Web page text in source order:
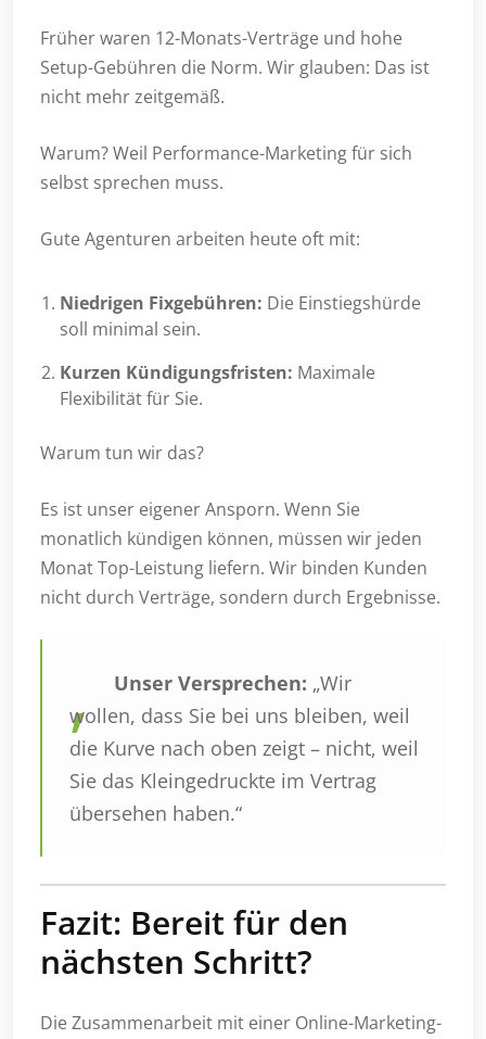
Früher waren 12-Monats-Verträge und hohe
Setup-Gebühren die Norm. Wir glauben: Das ist
nicht mehr zeitgemäß.
Warum? Weil Performance-Marketing für sich
selbst sprechen muss.
Gute Agenturen arbeiten heute oft mit:
Niedrigen Fixgebühren: Die Einstiegshürde
soll minimal sein.
Kurzen Kündigungsfristen: Maximale
Flexibilität für Sie.
Warum tun wir das?
Es ist unser eigener Ansporn. Wenn Sie
monatlich kündigen können, müssen wir jeden
Monat Top-Leistung liefern. Wir binden Kunden
nicht durch Verträge, sondern durch Ergebnisse.
Unser Versprechen: „Wir
wollen, dass Sie bei uns bleiben, weil
die Kurve nach oben zeigt – nicht, weil
Sie das Kleingedruckte im Vertrag
übersehen haben.“
Fazit: Bereit für den
nächsten Schritt?
Die Zusammenarbeit mit einer Online-Marketing-